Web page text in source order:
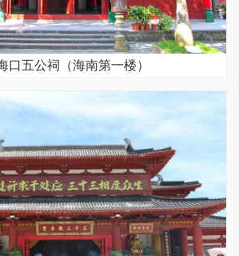
口五公祠（海南第一楼）